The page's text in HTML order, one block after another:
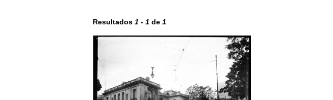
Resultados 1 - 1 de 1